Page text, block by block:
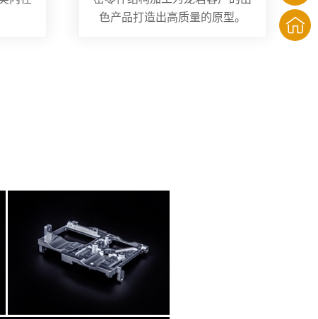
色产品打造出高质量的原型。